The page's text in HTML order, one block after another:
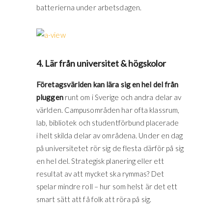
batterierna under arbetsdagen.
4. Lär från universitet & högskolor
Företagsvärlden kan lära sig en hel del från
pluggenrunt om i Sverige och andra delar av
världen. Campusområden har ofta klassrum,
lab, bibliotek och studentförbund placerade
i helt skilda delar av områdena. Under en dag
på universitetet rör sig de flesta därför på sig
en hel del. Strategisk planering eller ett
resultat av att mycket ska rymmas? Det
spelar mindre roll – hur som helst är det ett
smart sätt att få folk att röra på sig.